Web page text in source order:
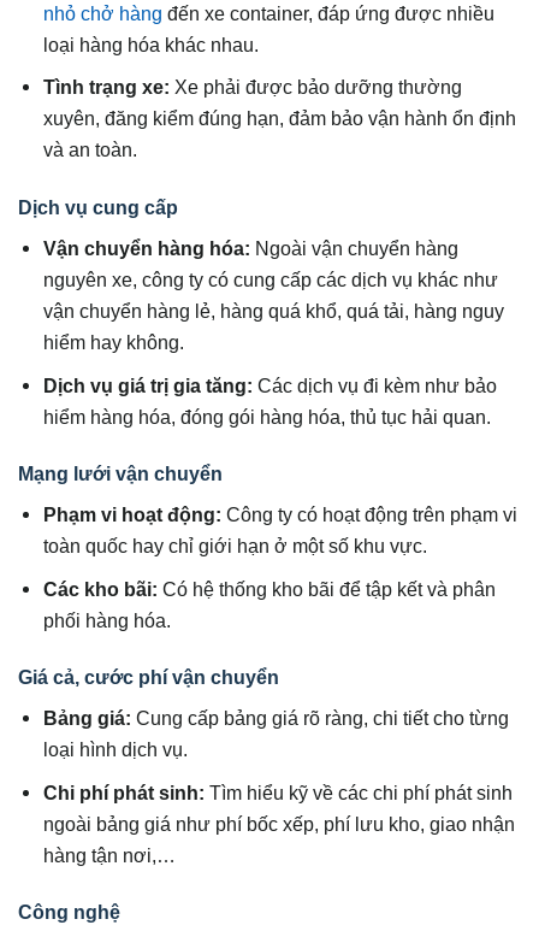
nhỏ chở hàng đến xe container, đáp ứng được nhiều
loại hàng hóa khác nhau.
Tình trạng xe: Xe phải được bảo dưỡng thường
xuyên, đăng kiểm đúng hạn, đảm bảo vận hành ổn định
và an toàn.
Dịch vụ cung cấp
Vận chuyển hàng hóa: Ngoài vận chuyển hàng
nguyên xe, công ty có cung cấp các dịch vụ khác như
vận chuyển hàng lẻ, hàng quá khổ, quá tải, hàng nguy
hiểm hay không.
Dịch vụ giá trị gia tăng: Các dịch vụ đi kèm như bảo
hiểm hàng hóa, đóng gói hàng hóa, thủ tục hải quan.
Mạng lưới vận chuyển
Phạm vi hoạt động: Công ty có hoạt động trên phạm vi
toàn quốc hay chỉ giới hạn ở một số khu vực.
Các kho bãi: Có hệ thống kho bãi để tập kết và phân
phối hàng hóa.
Giá cả, cước phí vận chuyển
Bảng giá: Cung cấp bảng giá rõ ràng, chi tiết cho từng
loại hình dịch vụ.
Chi phí phát sinh: Tìm hiểu kỹ về các chi phí phát sinh
ngoài bảng giá như phí bốc xếp, phí lưu kho, giao nhận
hàng tận nơi,…
Công nghệ